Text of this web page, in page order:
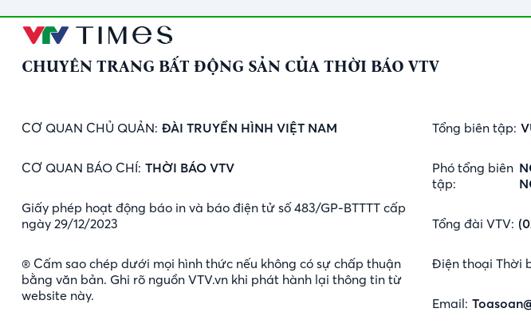
CHUYÊN TRANG BẤT ĐỘNG SẢN CỦA THỜI BÁO VTV
CƠ QUAN CHỦ QUẢN: ĐÀI TRUYỀN HÌNH VIỆT NAM
CƠ QUAN BÁO CHÍ: THỜI BÁO VTV
Giấy phép hoạt động báo in và báo điện tử số 483/GP-BTTTT cấp
ngày 29/12/2023
® Cấm sao chép dưới mọi hình thức nếu không có sự chấp thuận
bằng văn bản. Ghi rõ nguồn VTV.vn khi phát hành lại thông tin từ
website này.
Tổng biên tập:
Phó tổng biên
tập:
Tổng đài VTV:
Điện thoại Thời
Email: